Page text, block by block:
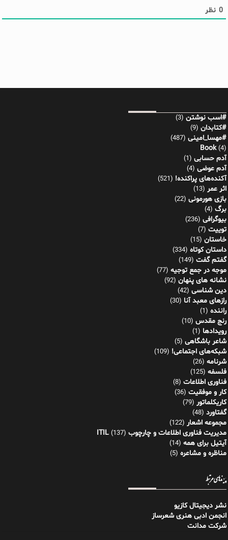
0 نظر
#اسب نوشتن (3)
#کتابدان (9)
#مهسا_امینی (487)
Book(4)
آدم حسابی (1)
آدم عوضی (4)
آکنده‌های پراکنده! (521)
اثر عمر (13)
بازی هورمونی (22)
برگ (4)
بیوگرافی (236)
توییت (7)
خاستان (15)
داستان کوتاه (334)
گفتم گفت (149)
موجه در جمع توجیه (77)
نشانه های پنهان (92)
دین شناسی (42)
رازهای معبد آنا (30)
راننده (1)
رنج مقدس (10)
رویدادها (1)
شاعر باشگاهی (5)
شبکه‌های اجتماعی! (109)
شرنامه (26)
فلسفه (125)
فناوری اطلاعات (8)
کار و موفقیت (36)
کاریکلماتور (79)
گفتاورد (48)
مجموعه اشعار (122)
مدیریت فناوری اطلاعات و چارچوب ITIL (137)
آیتیل برای همه (14)
مناظره و مشاعره (5)
پیوندهای مرتبط
نشر دیجیتال کازیو
انجمن ادبی هنری شعرساز
شرکت مدانت